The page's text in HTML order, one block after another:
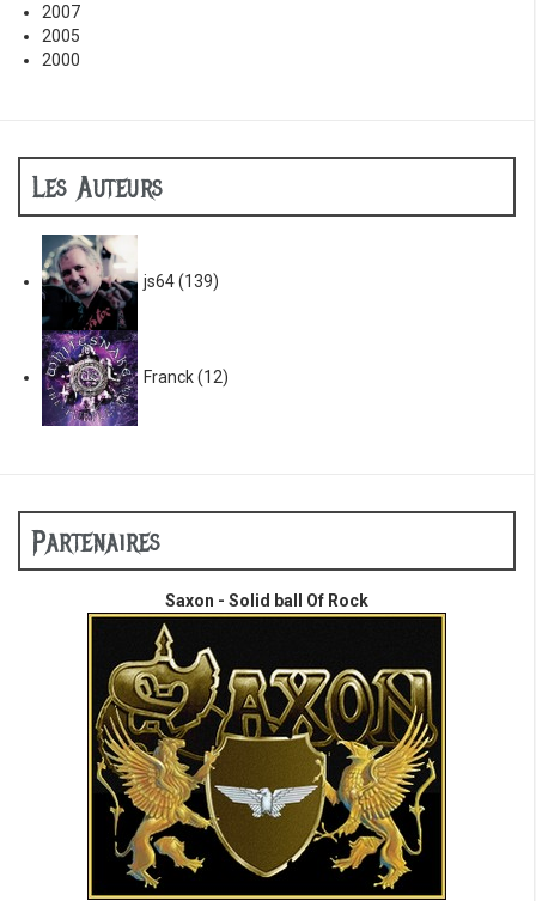
2007
2005
2000
Les Auteurs
js64(139)
Franck(12)
Partenaires
Saxon - Solid ball Of Rock